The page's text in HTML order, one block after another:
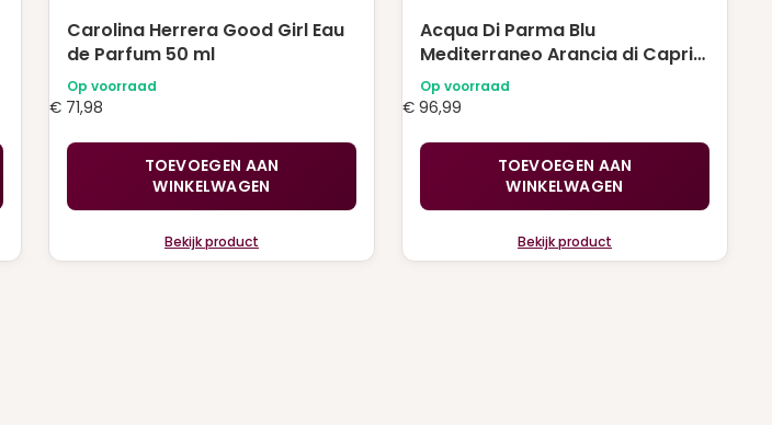
Carolina Herrera Good Girl Eau
de Parfum 50 ml
Op voorraad
€ 71,98
TOEVOEGEN AAN
WINKELWAGEN
Bekijk product
Acqua Di Parma Blu
Mediterraneo Arancia di Capri
Eau de Toilette 150 ml
Op voorraad
€ 96,99
TOEVOEGEN AAN
WINKELWAGEN
Bekijk product